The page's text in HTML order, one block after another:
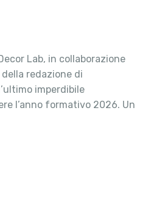
Lab, in collaborazione
redazione di
imperdibile
l’anno formativo 2026. Un